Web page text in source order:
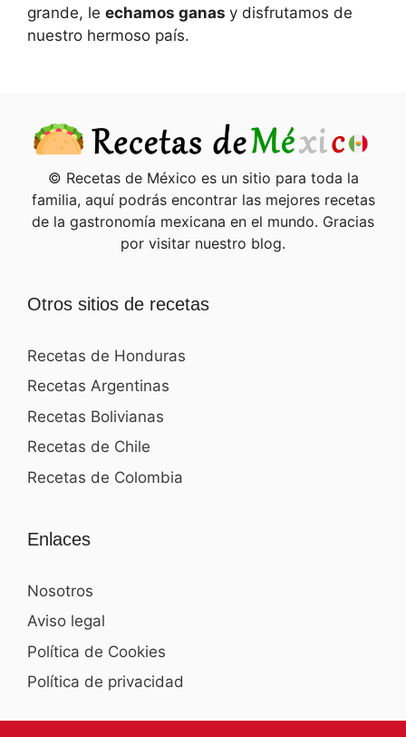
grande, le echamos ganas y disfrutamos de
nuestro hermoso país.
© Recetas de México es un sitio para toda la
familia, aquí podrás encontrar las mejores recetas
de la gastronomía mexicana en el mundo. Gracias
por visitar nuestro blog.
Otros sitios de recetas
Recetas de Honduras
Recetas Argentinas
Recetas Bolivianas
Recetas de Chile
Recetas de Colombia
Enlaces
Nosotros
Aviso legal
Política de Cookies
Política de privacidad